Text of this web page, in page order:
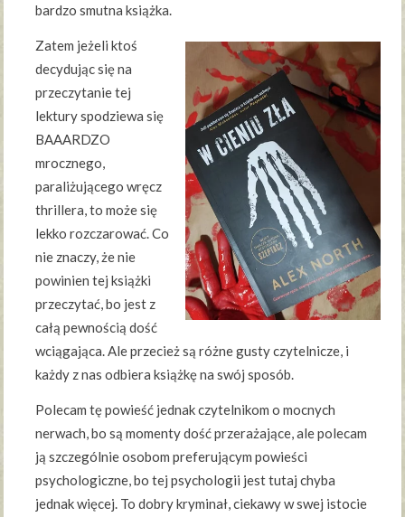
bardzo smutna książka.
Zatem jeżeli ktoś
decydując się na
przeczytanie tej
lektury spodziewa się
BAAARDZO
mrocznego,
paraliżującego wręcz
thrillera, to może się
lekko rozczarować. Co
nie znaczy, że nie
powinien tej książki
przeczytać, bo jest z
całą pewnością dość
wciągająca. Ale przecież są różne gusty czytelnicze, i
każdy z nas odbiera książkę na swój sposób.
Polecam tę powieść jednak czytelnikom o mocnych
nerwach, bo są momenty dość przerażające, ale polecam
ją szczególnie osobom preferującym powieści
psychologiczne, bo tej psychologii jest tutaj chyba
jednak więcej. To dobry kryminał, ciekawy w swej istocie